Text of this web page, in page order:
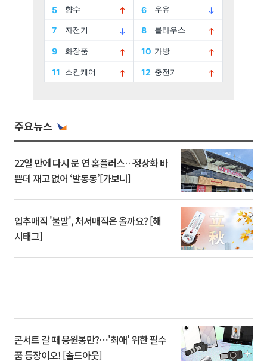
주요뉴스
22일 만에 다시 문 연 홈플러스…정상화 바
쁜데 재고 없어 ‘발동동’[가보니]
입추매직 '불발', 처서매직은 올까요? [해
시태그]
콘서트 갈 때 응원봉만?⋯'최애' 위한 필수
품 등장이오! [솔드아웃]